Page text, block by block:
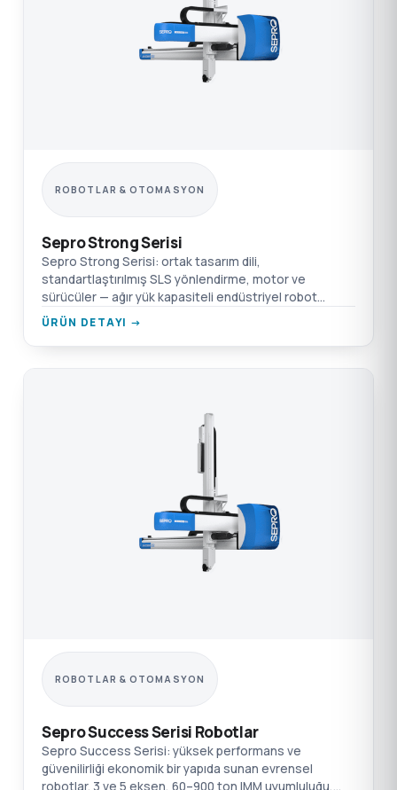
ROBOTLAR & OTOMASYON
Sepro Strong Serisi
Sepro Strong Serisi: ortak tasarım dili,
standartlaştırılmış SLS yönlendirme, motor ve
sürücüler — ağır yük kapasiteli endüstriyel robot
platformu. PLC entegrasyonu, 1000 uygulama
ÜRÜN DETAYI →
ROBOTLAR & OTOMASYON
Sepro Success Serisi Robotlar
Sepro Success Serisi: yüksek performans ve
güvenilirliği ekonomik bir yapıda sunan evrensel
robotlar. 3 ve 5 eksen, 60–900 ton IMM uyumluluğu,